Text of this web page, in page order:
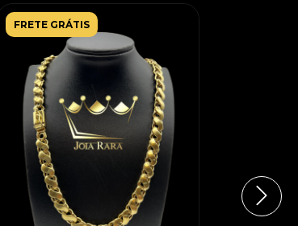
FRETE GRÁTIS